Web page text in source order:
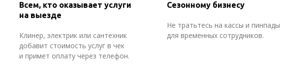
Всем, кто оказывает услуги
на выезде
Клинер, электрик или сантехник
добавит стоимость услуг в чек
и примет оплату через телефон.
Сезонному бизнесу
Не тратьтесь на кассы и пинпады
для временных сотрудников.